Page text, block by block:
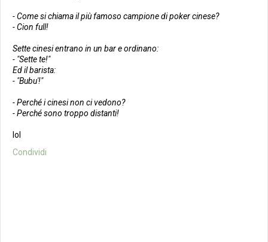
- Come si chiama il più famoso campione di poker cinese?
- Cion full!
Sette cinesi entrano in un bar e ordinano:
- "Sette te!"
Ed il barista:
- "Bubu'!"
- Perché i cinesi non ci vedono?
- Perché sono troppo distanti!
lol
Condividi